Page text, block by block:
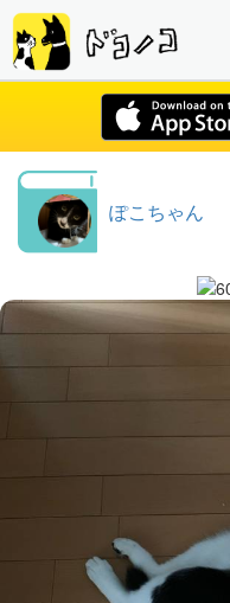
ぽこちゃん